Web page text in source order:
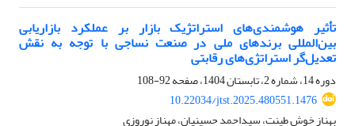
تأثیر هوشمندی‌های استراتژیک‌ بازار بر عملکرد بازاریابی
بین‌المللی برندهای ملی در صنعت نساجی با توجه به نقش
تعدیل‌گر استراتژی‌های رقابتی
دوره 14، شماره 2، تابستان 1404، صفحه
92-108
10.22034/jtst.2025.480551.1476
بهناز خوش طینت، سیداحمد حسینیان، مهناز نوروزی